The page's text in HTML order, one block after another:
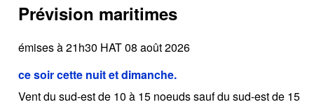
Prévision maritimes
émises à 21h30 HAT 08 août 2026
ce soir cette nuit et dimanche.
Vent du sud-est de 10 à 15 noeuds sauf du sud-est de 15